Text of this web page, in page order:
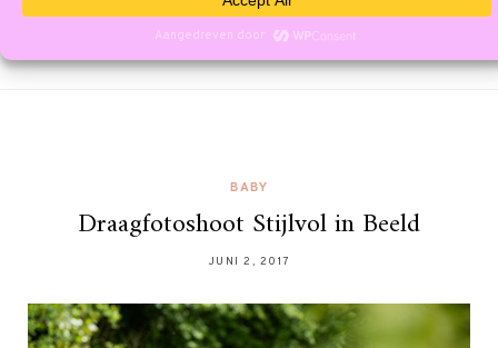
BABY
Draagfotoshoot Stijlvol in Beeld
JUNI 2, 2017